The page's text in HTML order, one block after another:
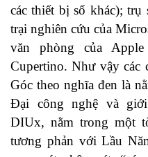
các thiết bị số khác);
trại nghiên cứu của
văn phòng của
Cupertino. Như vậy các
Góc theo nghĩa đen là
Đại công nghệ và
DIUx, nằm trong một
tương phản với Lầu